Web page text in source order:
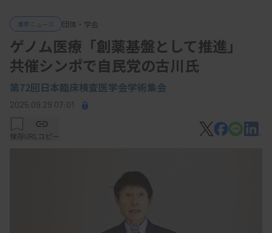
業界ニュース 団体・学会
ゲノム医療「創薬基盤として推進」
共催シンポで自民党の古川氏
第72回日本臨床検査医学会学術集会
2025.09.29 07:01
保存URLコピー